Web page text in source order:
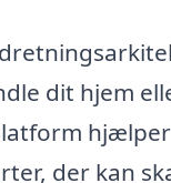
dit hjem
der kan